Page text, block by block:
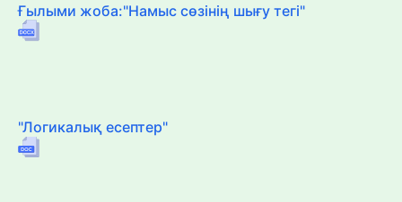
Ғылыми жоба:"Намыс сөзінің шығу тегі"
"Логикалық есептер"